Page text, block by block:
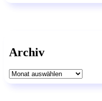
Archiv
Archiv